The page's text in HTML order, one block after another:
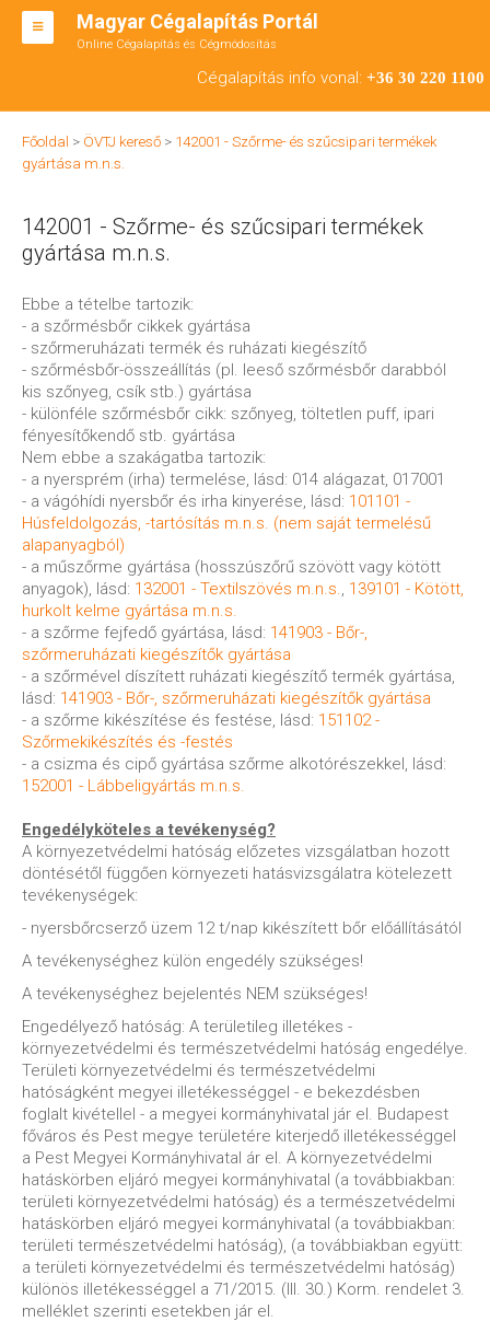
Magyar Cégalapítás Portál
Online Cégalapítás és Cégmódosítás
Cégalapítás info vonal: +36 30 220 1100
BT ALAPÍTÁS
RT ALAPÍTÁS
ÁTALAKULÁS
ENGEDÉLYKÖTELES
KAPCSOLAT
IRODÁK
Főoldal > ÖVTJ kereső > 142001 - Szőrme- és szűcsipari termékek
gyártása m.n.s.
142001 - Szőrme- és szűcsipari termékek
gyártása m.n.s.
Ebbe a tételbe tartozik:
- a szőrmésbőr cikkek gyártása
- szőrmeruházati termék és ruházati kiegészítő
- szőrmésbőr-összeállítás (pl. leeső szőrmésbőr darabból
kis szőnyeg, csík stb.) gyártása
- különféle szőrmésbőr cikk: szőnyeg, töltetlen puff, ipari
fényesítőkendő stb. gyártása
Nem ebbe a szakágatba tartozik:
- a nyersprém (irha) termelése, lásd: 014 alágazat, 017001
- a vágóhídi nyersbőr és irha kinyerése, lásd: 101101 -
Húsfeldolgozás, -tartósítás m.n.s. (nem saját termelésű
alapanyagból)
- a műszőrme gyártása (hosszúszőrű szövött vagy kötött
anyagok), lásd: 132001 - Textilszövés m.n.s., 139101 - Kötött,
hurkolt kelme gyártása m.n.s.
- a szőrme fejfedő gyártása, lásd: 141903 - Bőr-,
szőrmeruházati kiegészítők gyártása
- a szőrmével díszített ruházati kiegészítő termék gyártása,
lásd: 141903 - Bőr-, szőrmeruházati kiegészítők gyártása
- a szőrme kikészítése és festése, lásd: 151102 -
Szőrmekikészítés és -festés
- a csizma és cipő gyártása szőrme alkotórészekkel, lásd:
152001 - Lábbeligyártás m.n.s.
Engedélyköteles a tevékenység?
A környezetvédelmi hatóság előzetes vizsgálatban hozott
döntésétől függően környezeti hatásvizsgálatra kötelezett
tevékenységek:
- nyersbőrcserző üzem 12 t/nap kikészített bőr előállításától
A tevékenységhez külön engedély szükséges!
A tevékenységhez bejelentés NEM szükséges!
Engedélyező hatóság: A területileg illetékes -
környezetvédelmi és természetvédelmi hatóság engedélye.
Területi környezetvédelmi és természetvédelmi
hatóságként megyei illetékességgel - e bekezdésben
foglalt kivétellel - a megyei kormányhivatal jár el. Budapest
főváros és Pest megye területére kiterjedő illetékességgel
a Pest Megyei Kormányhivatal ár el. A környezetvédelmi
hatáskörben eljáró megyei kormányhivatal (a továbbiakban:
területi környezetvédelmi hatóság) és a természetvédelmi
hatáskörben eljáró megyei kormányhivatal (a továbbiakban:
területi természetvédelmi hatóság), (a továbbiakban együtt:
a területi környezetvédelmi és természetvédelmi hatóság)
különös illetékességgel a 71/2015. (III. 30.) Korm. rendelet 3.
melléklet szerinti esetekben jár el.